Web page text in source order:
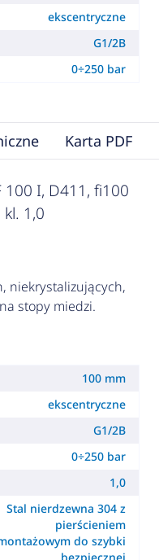
ekscentryczne
G1/2B
0÷250 bar
Karta PDF
100 I, D411, fi100
1,0
niekrystalizujących,
stopy miedzi.
100 mm
ekscentryczne
G1/2B
0÷250 bar
1,0
Stal nierdzewna 304 z
pierścieniem
do szybki